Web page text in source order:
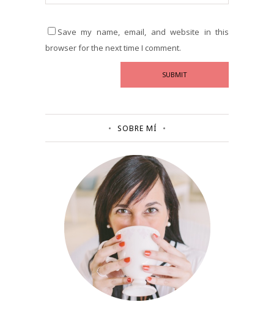
Save my name, email, and website in this
browser for the next time I comment.
SOBRE MÍ